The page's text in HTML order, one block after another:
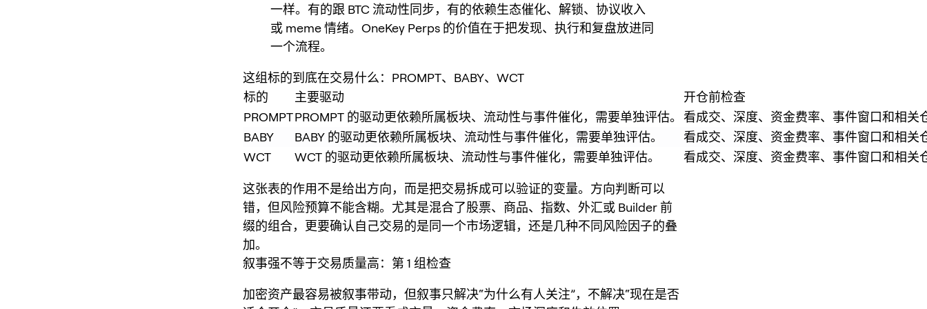
一样。有的跟 BTC 流动性同步，有的依赖生态催化、解锁、协议收入
或 meme 情绪。OneKey Perps 的价值在于把发现、执行和复盘放进同
一个流程。
这组标的到底在交易什么：PROMPT、BABY、WCT
标的
主要驱动
开仓前检查
PROMPTPROMPT 的驱动更依赖所属板块、流动性与事件催化，需要单独评估。 看成交、深度、资金费率、事件窗口和相关
BABY
BABY 的驱动更依赖所属板块、流动性与事件催化，需要单独评估。
看成交、深度、资金费率、事件窗口和相关
WCT
WCT 的驱动更依赖所属板块、流动性与事件催化，需要单独评估。 看成交、深度、资金费率、事件窗口和相关
这张表的作用不是给出方向，而是把交易拆成可以验证的变量。方向判断可以
错，但风险预算不能含糊。尤其是混合了股票、商品、指数、外汇或 Builder 前
缀的组合，更要确认自己交易的是同一个市场逻辑，还是几种不同风险因子的叠
加。
叙事强不等于交易质量高：第 1 组检查
加密资产最容易被叙事带动，但叙事只解决“为什么有人关注”，不解决“现在是否